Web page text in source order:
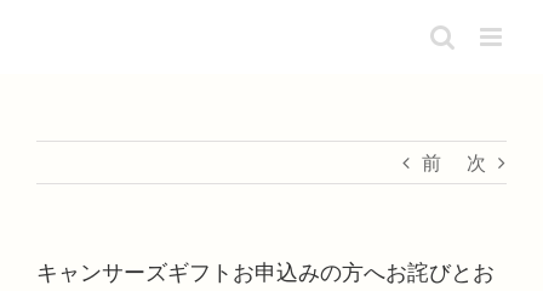
前 次
キャンサーズギフトお申込みの方へお詫びとお